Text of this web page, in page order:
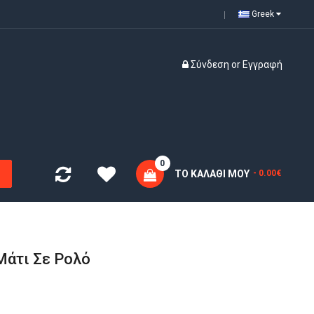
Greek
Σύνδεση or Εγγραφή
ΤΟ ΚΑΛΆΘΙ ΜΟΥ
0
- 0.00€
Σε Ρολό